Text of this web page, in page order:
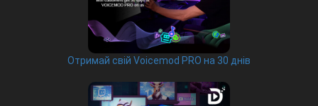
Отримай свій Voicemod PRO на 30 днів